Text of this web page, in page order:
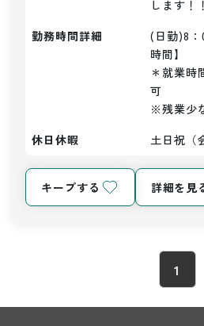
勤務時間詳細
(日勤)8：
時間】
＊就業時
可
※残業少
休日休暇
土日祝（
キープする 詳細を見
1